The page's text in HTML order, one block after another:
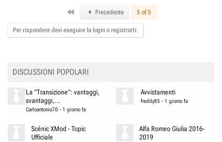
Precedente 5 of 5
Per rispondere devi eseguire la login o registrarti.
DISCUSSIONI POPOLARI
La "Transizione": vantaggi,
svantaggi,...
Carloantonio70 - 1 giorno fa
Avvistamenti
freddy85 - 1 giorno fa
Scénic XMod - Topic
Ufficiale
Alfa Romeo Giulia 2016-
2019